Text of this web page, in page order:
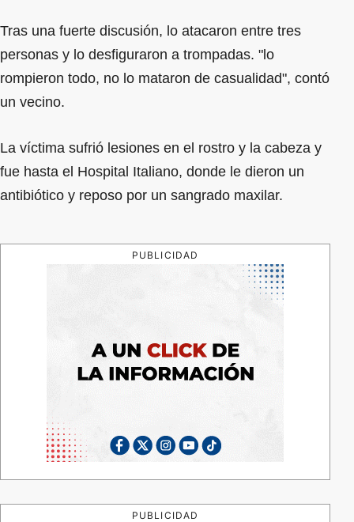
Tras una fuerte discusión, lo atacaron entre tres
personas y lo desfiguraron a trompadas. "lo
rompieron todo, no lo mataron de casualidad", contó
un vecino.
La víctima sufrió lesiones en el rostro y la cabeza y
fue hasta el Hospital Italiano, donde le dieron un
antibiótico y reposo por un sangrado maxilar.
PUBLICIDAD
PUBLICIDAD